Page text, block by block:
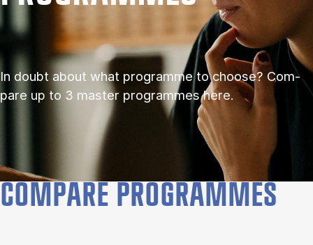
In doubt about what pro­gramme to choose? Com­
pare up to 3 master pro­grammes here.
COMPARE PROGRAMMES